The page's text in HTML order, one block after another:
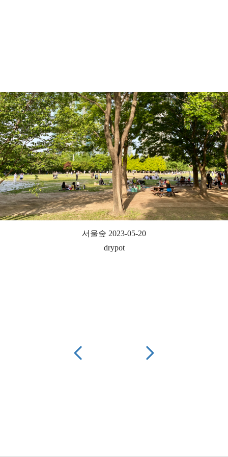
서울숲 2023-05-20
drypot